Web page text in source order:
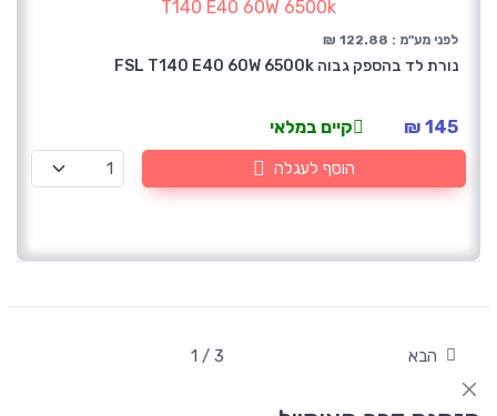
לפני מע"מ : 122.88 ₪
נורת לד בהספק גבוה FSL T140 E40 60W 6500k
145 ₪ קיים במלאי
הוסף לעגלה
1 / 3 הבא